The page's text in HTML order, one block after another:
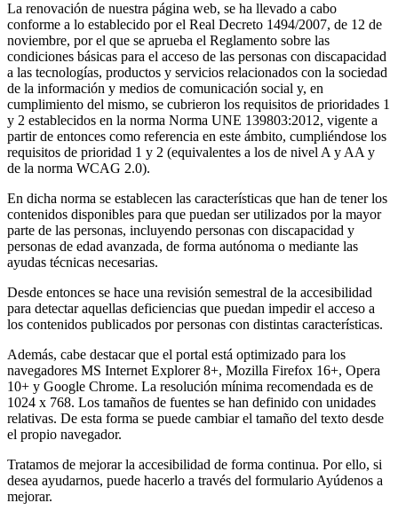
La renovación de nuestra página web, se ha llevado a cabo
conforme a lo establecido por el Real Decreto 1494/2007, de 12 de
noviembre, por el que se aprueba el Reglamento sobre las
condiciones básicas para el acceso de las personas con discapacidad
a las tecnologías, productos y servicios relacionados con la sociedad
de la información y medios de comunicación social y, en
cumplimiento del mismo, se cubrieron los requisitos de prioridades 1
y 2 establecidos en la norma Norma UNE 139803:2012, vigente a
partir de entonces como referencia en este ámbito, cumpliéndose los
requisitos de prioridad 1 y 2 (equivalentes a los de nivel A y AA y
de la norma WCAG 2.0).
En dicha norma se establecen las características que han de tener los
contenidos disponibles para que puedan ser utilizados por la mayor
parte de las personas, incluyendo personas con discapacidad y
personas de edad avanzada, de forma autónoma o mediante las
ayudas técnicas necesarias.
Desde entonces se hace una revisión semestral de la accesibilidad
para detectar aquellas deficiencias que puedan impedir el acceso a
los contenidos publicados por personas con distintas características.
Además, cabe destacar que el portal está optimizado para los
navegadores MS Internet Explorer 8+, Mozilla Firefox 16+, Opera
10+ y Google Chrome. La resolución mínima recomendada es de
1024 x 768. Los tamaños de fuentes se han definido con unidades
relativas. De esta forma se puede cambiar el tamaño del texto desde
el propio navegador.
Tratamos de mejorar la accesibilidad de forma continua. Por ello, si
desea ayudarnos, puede hacerlo a través del formulario Ayúdenos a
mejorar.